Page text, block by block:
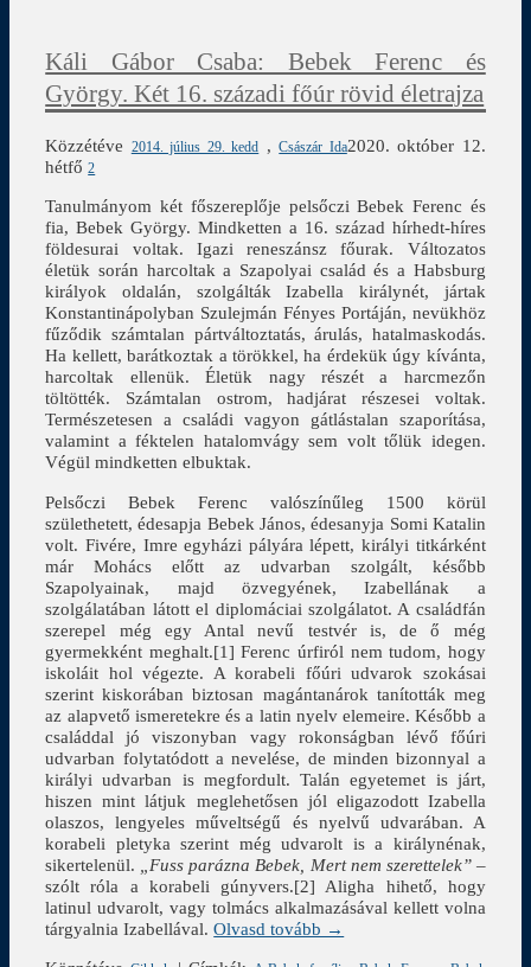
Káli Gábor Csaba: Bebek Ferenc és
György. Két 16. századi főúr rövid életrajza
Közzétéve 2014. július 29. kedd ,Császár Ida2020. október 12.
hétfő 2
Tanulmányom két főszereplője pelsőczi Bebek Ferenc és
fia, Bebek György. Mindketten a 16. század hírhedt-híres
földesurai voltak. Igazi reneszánsz főurak. Változatos
életük során harcoltak a Szapolyai család és a Habsburg
királyok oldalán, szolgálták Izabella királynét, jártak
Konstantinápolyban Szulejmán Fényes Portáján, nevükhöz
fűződik számtalan pártváltoztatás, árulás, hatalmaskodás.
Ha kellett, barátkoztak a törökkel, ha érdekük úgy kívánta,
harcoltak ellenük. Életük nagy részét a harcmezőn
töltötték. Számtalan ostrom, hadjárat részesei voltak.
Természetesen a családi vagyon gátlástalan szaporítása,
valamint a féktelen hatalomvágy sem volt tőlük idegen.
Végül mindketten elbuktak.
Pelsőczi Bebek Ferenc valószínűleg 1500 körül
születhetett, édesapja Bebek János, édesanyja Somi Katalin
volt. Fivére, Imre egyházi pályára lépett, királyi titkárként
már Mohács előtt az udvarban szolgált, később
Szapolyainak, majd özvegyének, Izabellának a
szolgálatában látott el diplomáciai szolgálatot. A családfán
szerepel még egy Antal nevű testvér is, de ő még
gyermekként meghalt.[1] Ferenc úrfiról nem tudom, hogy
iskoláit hol végezte. A korabeli főúri udvarok szokásai
szerint kiskorában biztosan magántanárok tanították meg
az alapvető ismeretekre és a latin nyelv elemeire. Később a
családdal jó viszonyban vagy rokonságban lévő főúri
udvarban folytatódott a nevelése, de minden bizonnyal a
királyi udvarban is megfordult. Talán egyetemet is járt,
hiszen mint látjuk meglehetősen jól eligazodott Izabella
olaszos, lengyeles műveltségű és nyelvű udvarában. A
korabeli pletyka szerint még udvarolt is a királynénak,
sikertelenül.
„Fuss parázna Bebek, Mert nem szerettelek”–
szólt róla a korabeli gúnyvers.[2] Aligha hihető, hogy
latinul udvarolt, vagy tolmács alkalmazásával kellett volna
tárgyalnia Izabellával.Olvasd tovább →